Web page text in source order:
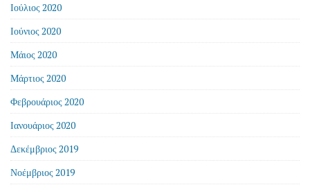
Ιούλιος 2020
Ιούνιος 2020
Μάιος 2020
Μάρτιος 2020
Φεβρουάριος 2020
Ιανουάριος 2020
Δεκέμβριος 2019
Νοέμβριος 2019